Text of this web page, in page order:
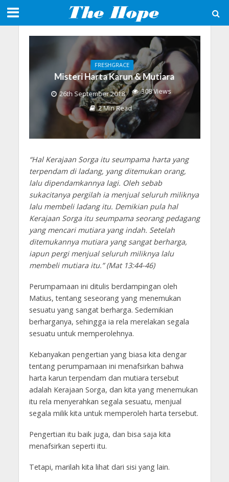
FRESHGRACE
Misteri Harta Karun & Mutiara
26th September 2018
308 Views
2 Min Read
“Hal Kerajaan Sorga itu seumpama harta yang
terpendam di ladang, yang ditemukan orang,
lalu dipendamkannya lagi. Oleh sebab
sukacitanya pergilah ia menjual seluruh miliknya
lalu membeli ladang itu. Demikian pula hal
Kerajaan Sorga itu seumpama seorang pedagang
yang mencari mutiara yang indah. Setelah
ditemukannya mutiara yang sangat berharga,
iapun pergi menjual seluruh miliknya lalu
membeli mutiara itu.” (Mat 13:44-46)
Perumpamaan ini ditulis berdampingan oleh
Matius, tentang seseorang yang menemukan
sesuatu yang sangat berharga. Sedemikian
berharganya, sehingga ia rela merelakan segala
sesuatu untuk memperolehnya.
Kebanyakan pengertian yang biasa kita dengar
tentang perumpamaan ini menafsirkan bahwa
harta karun terpendam dan mutiara tersebut
adalah Kerajaan Sorga, dan kita yang menemukan
itu rela menyerahkan segala sesuatu, menjual
segala milik kita untuk memperoleh harta tersebut.
Pengertian itu baik juga, dan bisa saja kita
menafsirkan seperti itu.
Tetapi, marilah kita lihat dari sisi yang lain.